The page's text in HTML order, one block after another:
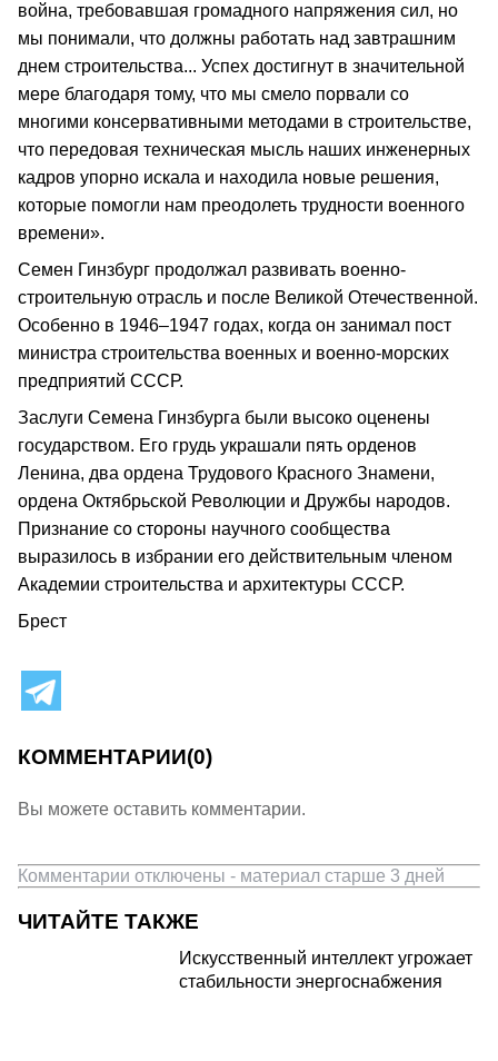
война, требовавшая громадного напряжения сил, но
мы понимали, что должны работать над завтрашним
днем строительства... Успех достигнут в значительной
мере благодаря тому, что мы смело порвали со
многими консервативными методами в строительстве,
что передовая техническая мысль наших инженерных
кадров упорно искала и находила новые решения,
которые помогли нам преодолеть трудности военного
времени».
Семен Гинзбург продолжал развивать военно-
строительную отрасль и после Великой Отечественной.
Особенно в 1946–1947 годах, когда он занимал пост
министра строительства военных и военно-морских
предприятий СССР.
Заслуги Семена Гинзбурга были высоко оценены
государством. Его грудь украшали пять орденов
Ленина, два ордена Трудового Красного Знамени,
ордена Октябрьской Революции и Дружбы народов.
Признание со стороны научного сообщества
выразилось в избрании его действительным членом
Академии строительства и архитектуры СССР.
Брест
КОММЕНТАРИИ(0)
Вы можете оставить комментарии.
Комментарии отключены - материал старше 3 дней
ЧИТАЙТЕ ТАКЖЕ
Искусственный интеллект угрожает
стабильности энергоснабжения